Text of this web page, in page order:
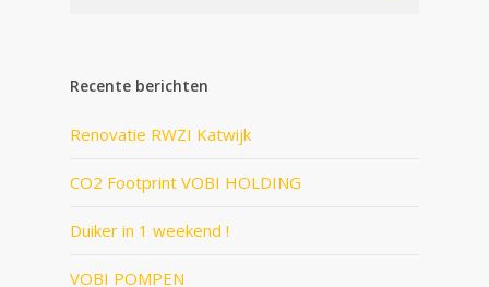
Recente berichten
Renovatie RWZI Katwijk
CO2 Footprint VOBI HOLDING
Duiker in 1 weekend !
VOBI POMPEN